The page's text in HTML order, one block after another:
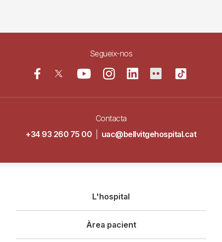
Segueix-nos
Contacta
+34 93 260 75 00
uac@bellvitgehospital.cat
principal
L'hospital
Àrea pacient